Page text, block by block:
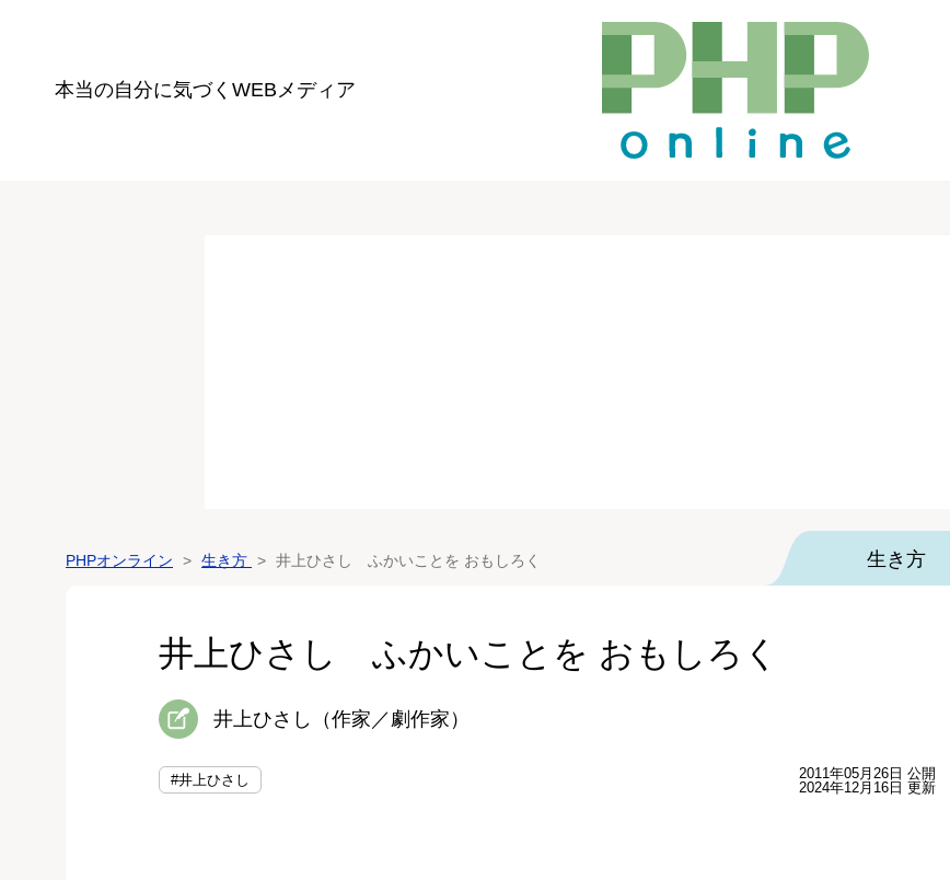
本当の自分に気づく WEBメディア
PHPオンライン 生き方 井上ひさし ふかいことを おもしろく 生き方
井上ひさし ふかいことを おもしろく
井上ひさし（作家／劇作家）
#井上ひさし
2011年05月26日 公開
2024年12月16日 更新